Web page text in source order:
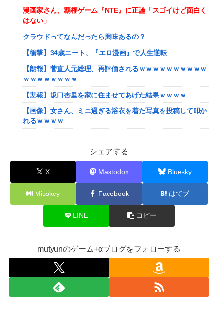
漫画家さん、覇権ゲーム『NTE』に正論「スゴイけど面白く
はない」
クラウドってなんだったら興味あるの？
【衝撃】34歳ニート、『エロ漫画』で人生逆転
【朗報】菅直人元総理、再評価されるｗｗｗｗｗｗｗｗｗｗ
ｗｗｗｗｗｗｗｗ
【悲報】坂口杏里を家に住ませてあげた結果ｗｗｗｗ
【画像】女さん、ミニ過ぎる浴衣を着た写真を投稿して叩か
れるｗｗｗｗ
ュースで見たわ」→結果wwwwwwww
【画像】20年前のAV、キチガイすぎるwwwwww
管理会社から厳重注意されてお気持ち表明ｗｗｗ
【悲報】粗品、永久追放ｗｗｗｗｗｗｗｗｗｗｗｗｗｗｗ
【画像】キングダムの河了貂、「あったけぇ壁」に引き続き
更に味方をぶっ殺す作戦を実行する
【艦これ】でもイベントのたびに思うんだ 空母機動部隊っ
てクソだわ！
シェアする
X Mastodon Bluesky
Misskey Facebook はてブ
LINE コピー
mutyunのゲーム+αブログをフォローする